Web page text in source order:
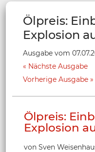
Ölpreis:
Explosion
Ausgabe vom
Nächste Ausgabe
Vorherige Ausgabe
Ölpreis:
Explosion
von Sven